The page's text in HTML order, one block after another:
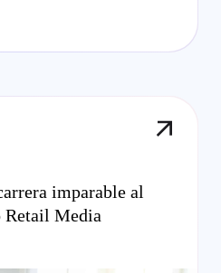
imparable al
Retail Media